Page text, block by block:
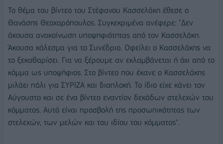
Το θέμα του βίντεο του Στέφανου Κασσελάκη έθεσε ο
Θανάσης Θεοχαρόπουλος. Συγκεκριμένα ανέφερε: "Δεν
άκουσα ανακοίνωση υποψηφιότητας από τον Κασσελάκη.
Άκουσα κάλεσμα για το Συνέδριο. Οφείλει ο Κασσελάκης να
το ξεκαθαρίσει. Για να ξέρουμε αν εκλαμβάνεται ή όχι από το
κόμμα ως υποψήφιος. Στο βίντεο που έκανε ο Κασσελάκης
μιλάει πάλι για ΣΥΡΙΖΑ και διαπλοκή. Το ίδιο είχε κάνει τον
Αύγουστο και σε ένα βίντεο εναντίον δεκάδων στελεχών του
κόμματος. Αυτό είναι προσβολή της προσωπικότητας των
στελεχών, των μελών και του ιδίου του κόμματος".